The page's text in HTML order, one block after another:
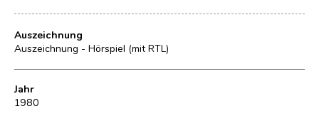
Auszeichnung
Auszeichnung - Hörspiel (mit RTL)
Jahr
1980